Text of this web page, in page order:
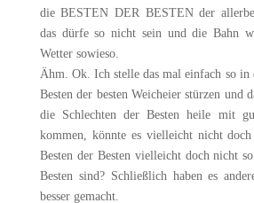
die BESTEN DER BESTEN der
das dürfe so nicht sein und die Bahn
Wetter sowieso.
Ähm. Ok. Ich stelle das mal einfach so in
Besten der besten Weicheier stürzen und
die Schlechten der Besten heile mit
kommen, könnte es vielleicht nicht
Besten der Besten vielleicht doch nicht
Besten sind? Schließlich haben es
besser gemacht.